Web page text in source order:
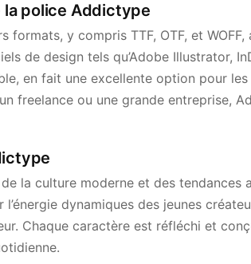
police Addictype
y compris TTF, OTF, et WOFF,
de design tels qu’Adobe Illustrator,
en fait une excellente option pour
freelance ou une grande entreprise,
la culture moderne et des tendances
dynamiques des jeunes
Chaque caractère est réfléchi et